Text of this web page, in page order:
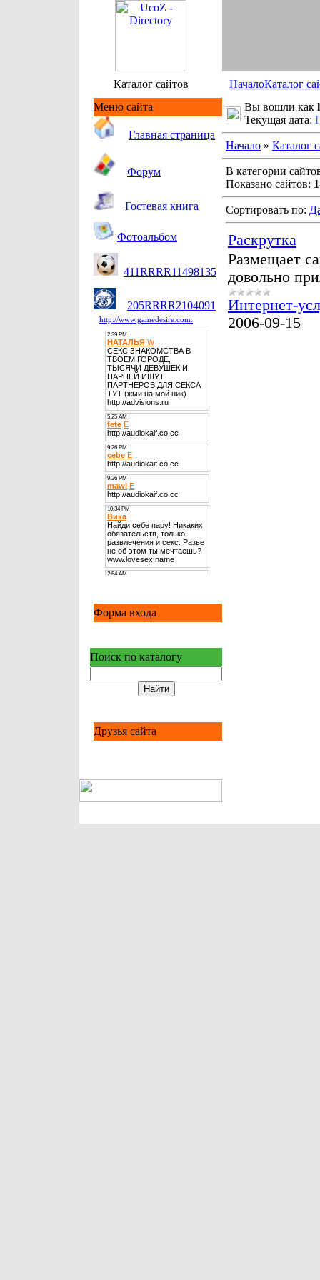
Каталог сайтов НачалоКаталог
Меню сайта
Главная страница
Форум
Гостевая книга
Фотоальбом
411RRRR11498135
205RRRR2104091
http://www.gamedesire.com.
Форма входа
Поиск по каталогу
Друзья сайта
Вы вошли как
Текущая дата:
Начало » Каталог
В категории
Показано сайтов:
Сортировать по:
Раскрутка
Размещает
довольно
Интернет-
2006-09-15